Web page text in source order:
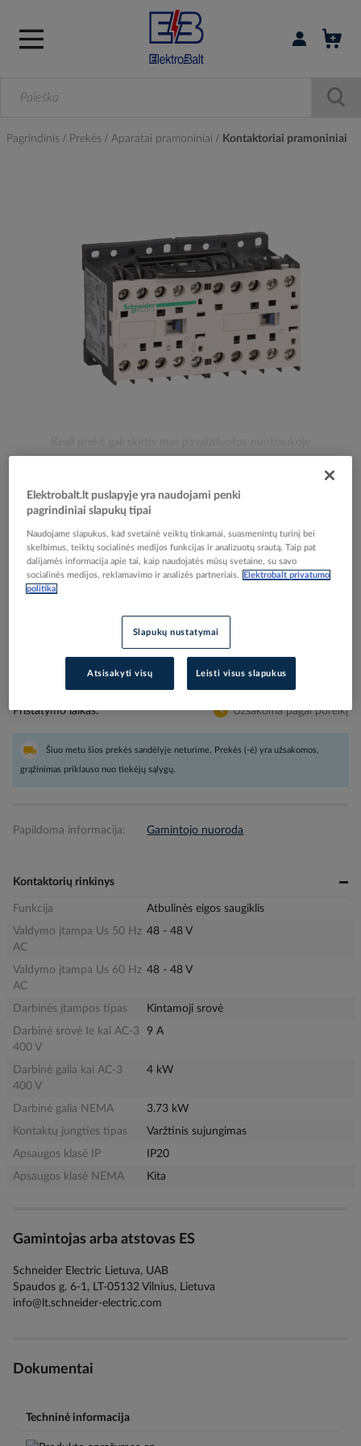
Prisijungti /
Pagrindinis Prekės Aparatai pramoniniai Kontaktoriai pramoniniai
to
beginning
images
Kontaktorius reversinis 3P 4kW 48V AC 1no+1no -
SCHNEIDER ELECTRIC
Elektrobalt prekės kodas
089904
EAN kodas
3389110491876
Gamintojo prekės kodas
LC2K0901E7
Prisijunkite, norėdami pamatyti kainas
Įtraukti į palyginimą
Pristatymo laikas Užsakoma pagal poreikį
Šiuo metu šios prekės sandėlyje neturime. Prekės (-ė) yra užsakomos,
grąžinimas priklauso nuo tiekėjų sąlygų.
Papildoma informacija: Gamintojo nuoroda
Kontaktorių rinkinys
Funkcija
Atbulinės eigos saugiklis
Valdymo įtampa Us 50 Hz
AC
48 - 48 V
Valdymo įtampa Us 60 Hz
AC
48 - 48 V
Darbinės įtampos tipas
Kintamoji srovė
Darbinė srovė Ie kai AC-3
400 V
9 A
Darbinė galia kai AC-3
400 V
4 kW
Darbinė galia NEMA
3.73 kW
Kontaktų jungties tipas
Varžtinis sujungimas
Apsaugos klasė IP
IP20
Apsaugos klasė NEMA
Kita
Gamintojas arba atstovas ES
Schneider Electric Lietuva, UAB
Spaudos g. 6-1, LT-05132 Vilnius, Lietuva
info@lt.schneider-electric.com
Dokumentai
Techninė informacija
Elektrobalt.lt puslapyje yra naudojami penki
pagrindiniai slapukų tipai
Naudojame slapukus, kad svetainė veiktų tinkamai, suasmenintų turinį bei
skelbimus, teiktų socialinės medijos funkcijas ir analizuotų srautą. Taip pat
dalijamės informacija apie tai, kaip naudojatės mūsų svetaine, su savo
socialinės medijos, reklamavimo ir analizės partneriais.
Elektrobalt privatumo
politika
Slapukų nustatymai
Atsisakyti visų Leisti visus slapukus